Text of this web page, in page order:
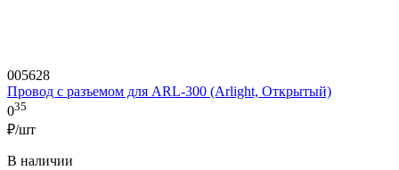
005628
Провод с разъемом для ARL-300 (Arlight, Открытый)
035
₽/шт
В наличии